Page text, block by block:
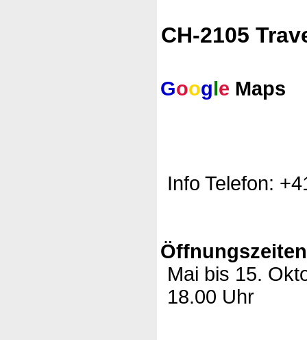
CH-2105
Google Maps
Info Telefon:
Mai bis 15.
18.00 Uhr